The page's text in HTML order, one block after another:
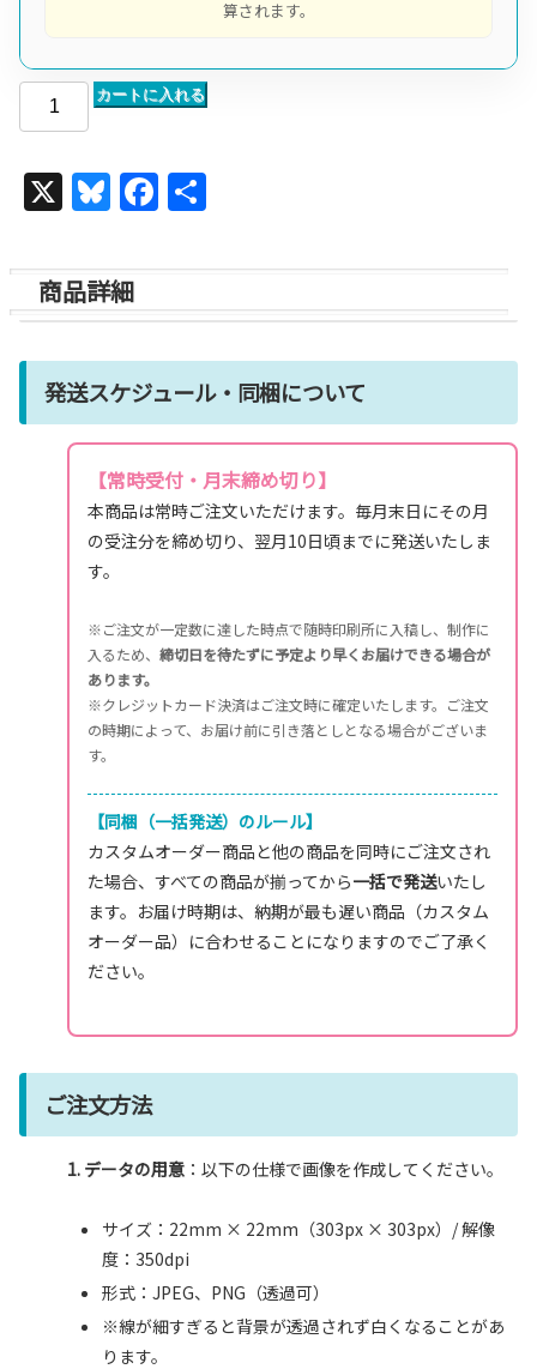
算されます。
カートに入れる
X Bl
u
e
s
y
F
a
c
e
o
o
k
商品詳細
発送スケジュール・同梱について
【常時受付・月末締め切り】
本商品は常時ご注文いただけます。毎月末日にその月
の受注分を締め切り、翌月10日頃までに発送いたしま
す。
※ご注文が一定数に達した時点で随時印刷所に入稿し、制作に
入るため、 締切日を待たずに予定より早くお届けできる場合が
あります。
※クレジットカード決済はご注文時に確定いたします。ご注文
の時期によって、お届け前に引き落としとなる場合がございま
す。
【同梱（一括発送）のルール】
カスタムオーダー商品と他の商品を同時にご注文され
た場合、すべての商品が揃ってから一括で発送いたし
ます。お届け時期は、納期が最も遅い商品（カスタム
オーダー品）に合わせることになりますのでご了承く
ださい。
ご注文方法
1. データの用意 ：以下の仕様で画像を作成してください。
サイズ：22mm × 22mm（303px × 303px）/ 解像
度：350dpi
形式：JPEG、PNG（透過可）
※線が細すぎると背景が透過されず白くなることがあ
ります。